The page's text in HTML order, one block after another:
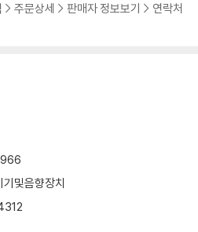
주문상세 > 판매자 정보보기 > 연락처
기및음향장치